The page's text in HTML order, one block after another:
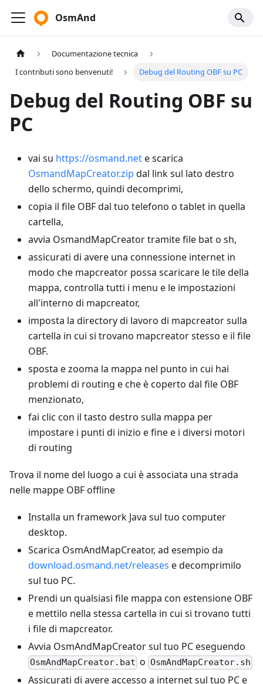
OsmAnd
Documentazione tecnica
I contributi sono benvenuti!
Debug del Routing OBF su PC
Debug del Routing OBF su
PC
vai su https://osmand.nete scarica
OsmandMapCreator.zip dal link sul lato destro
dello schermo, quindi decomprimi,
copia il file OBF dal tuo telefono o tablet in quella
cartella,
avvia OsmandMapCreator tramite file bat o sh,
assicurati di avere una connessione internet in
modo che mapcreator possa scaricare le tile della
mappa, controlla tutti i menu e le impostazioni
all'interno di mapcreator,
imposta la directory di lavoro di mapcreator sulla
cartella in cui si trovano mapcreator stesso e il file
OBF.
sposta e zooma la mappa nel punto in cui hai
problemi di routing e che è coperto dal file OBF
menzionato,
fai clic con il tasto destro sulla mappa per
impostare i punti di inizio e fine e i diversi motori
di routing
Trova il nome del luogo a cui è associata una strada
nelle mappe OBF offline
Installa un framework Java sul tuo computer
desktop.
Scarica OsmAndMapCreator, ad esempio da
download.osmand.net/releases e decomprimilo
sul tuo PC.
Prendi un qualsiasi file mappa con estensione OBF
e mettilo nella stessa cartella in cui si trovano tutti
i file di mapcreator.
Avvia OsmAndMapCreator sul tuo PC eseguendo
OsmAndMapCreator.bat o OsmAndMapCreator.sh
Assicurati di avere accesso a internet sul tuo PC e